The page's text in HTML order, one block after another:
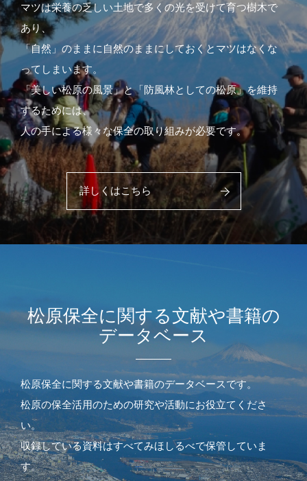
マツは栄養の乏しい土地で多くの光を受けて育つ樹木で
あり、
「自然」のままに自然のままにしておくとマツはなくな
ってしまいます。
「美しい松原の風景」と「防風林としての松原」を維持
するためには、
人の手による様々な保全の取り組みが必要です。
詳しくはこちら
松原保全に関する文献や書籍の
データベース
松原保全に関する文献や書籍のデータベースです。
松原の保全活用のための研究や活動にお役立てくださ
い。
収録している資料はすべてみほしるべで保管していま
す。